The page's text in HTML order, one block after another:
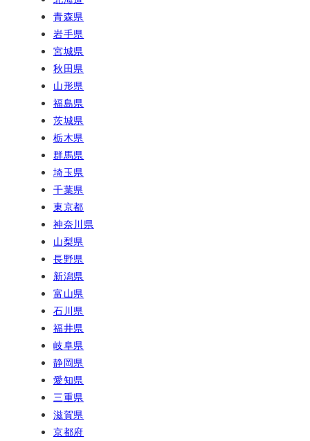
り
青森県
岩手県
宮城県
秋田県
山形県
福島県
茨城県
栃木県
群馬県
埼玉県
千葉県
東京都
神奈川県
山梨県
長野県
新潟県
富山県
石川県
福井県
岐阜県
静岡県
愛知県
三重県
滋賀県
京都府